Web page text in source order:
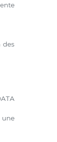
des
une